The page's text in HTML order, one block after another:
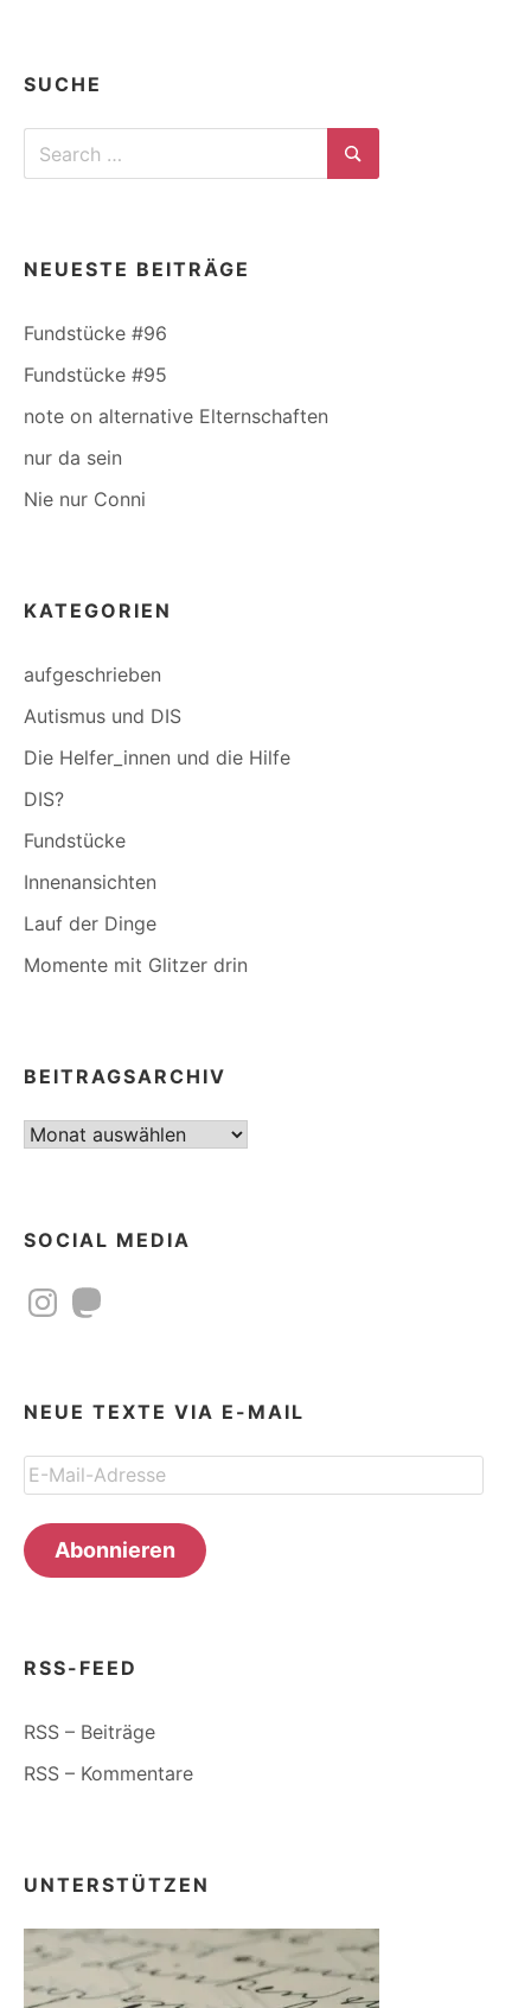
SUCHE
Search
for:
Search
NEUESTE BEITRÄGE
Fundstücke #96
Fundstücke #95
note on alternative Elternschaften
nur da sein
Nie nur Conni
KATEGORIEN
aufgeschrieben
Autismus und DIS
Die Helfer_innen und die Hilfe
DIS?
Fundstücke
Innenansichten
Lauf der Dinge
Momente mit Glitzer drin
BEITRAGSARCHIV
Beitragsarchiv
SOCIAL MEDIA
InstagramMastodon
NEUE TEXTE VIA E-MAIL
E-
Mail-
Adresse
Abonnieren
RSS-FEED
RSS – Beiträge
RSS – Kommentare
UNTERSTÜTZEN